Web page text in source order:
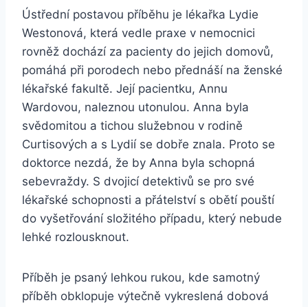
Ústřední postavou příběhu je lékařka Lydie
Westonová, která vedle praxe v nemocnici
rovněž dochází za pacienty do jejich domovů,
pomáhá při porodech nebo přednáší na ženské
lékařské fakultě. Její pacientku, Annu
Wardovou, naleznou utonulou. Anna byla
svědomitou a tichou služebnou v rodině
Curtisových a s Lydií se dobře znala. Proto se
doktorce nezdá, že by Anna byla schopná
sebevraždy. S dvojicí detektivů se pro své
lékařské schopnosti a přátelství s obětí pouští
do vyšetřování složitého případu, který nebude
lehké rozlousknout.
Příběh je psaný lehkou rukou, kde samotný
příběh obklopuje výtečně vykreslená dobová